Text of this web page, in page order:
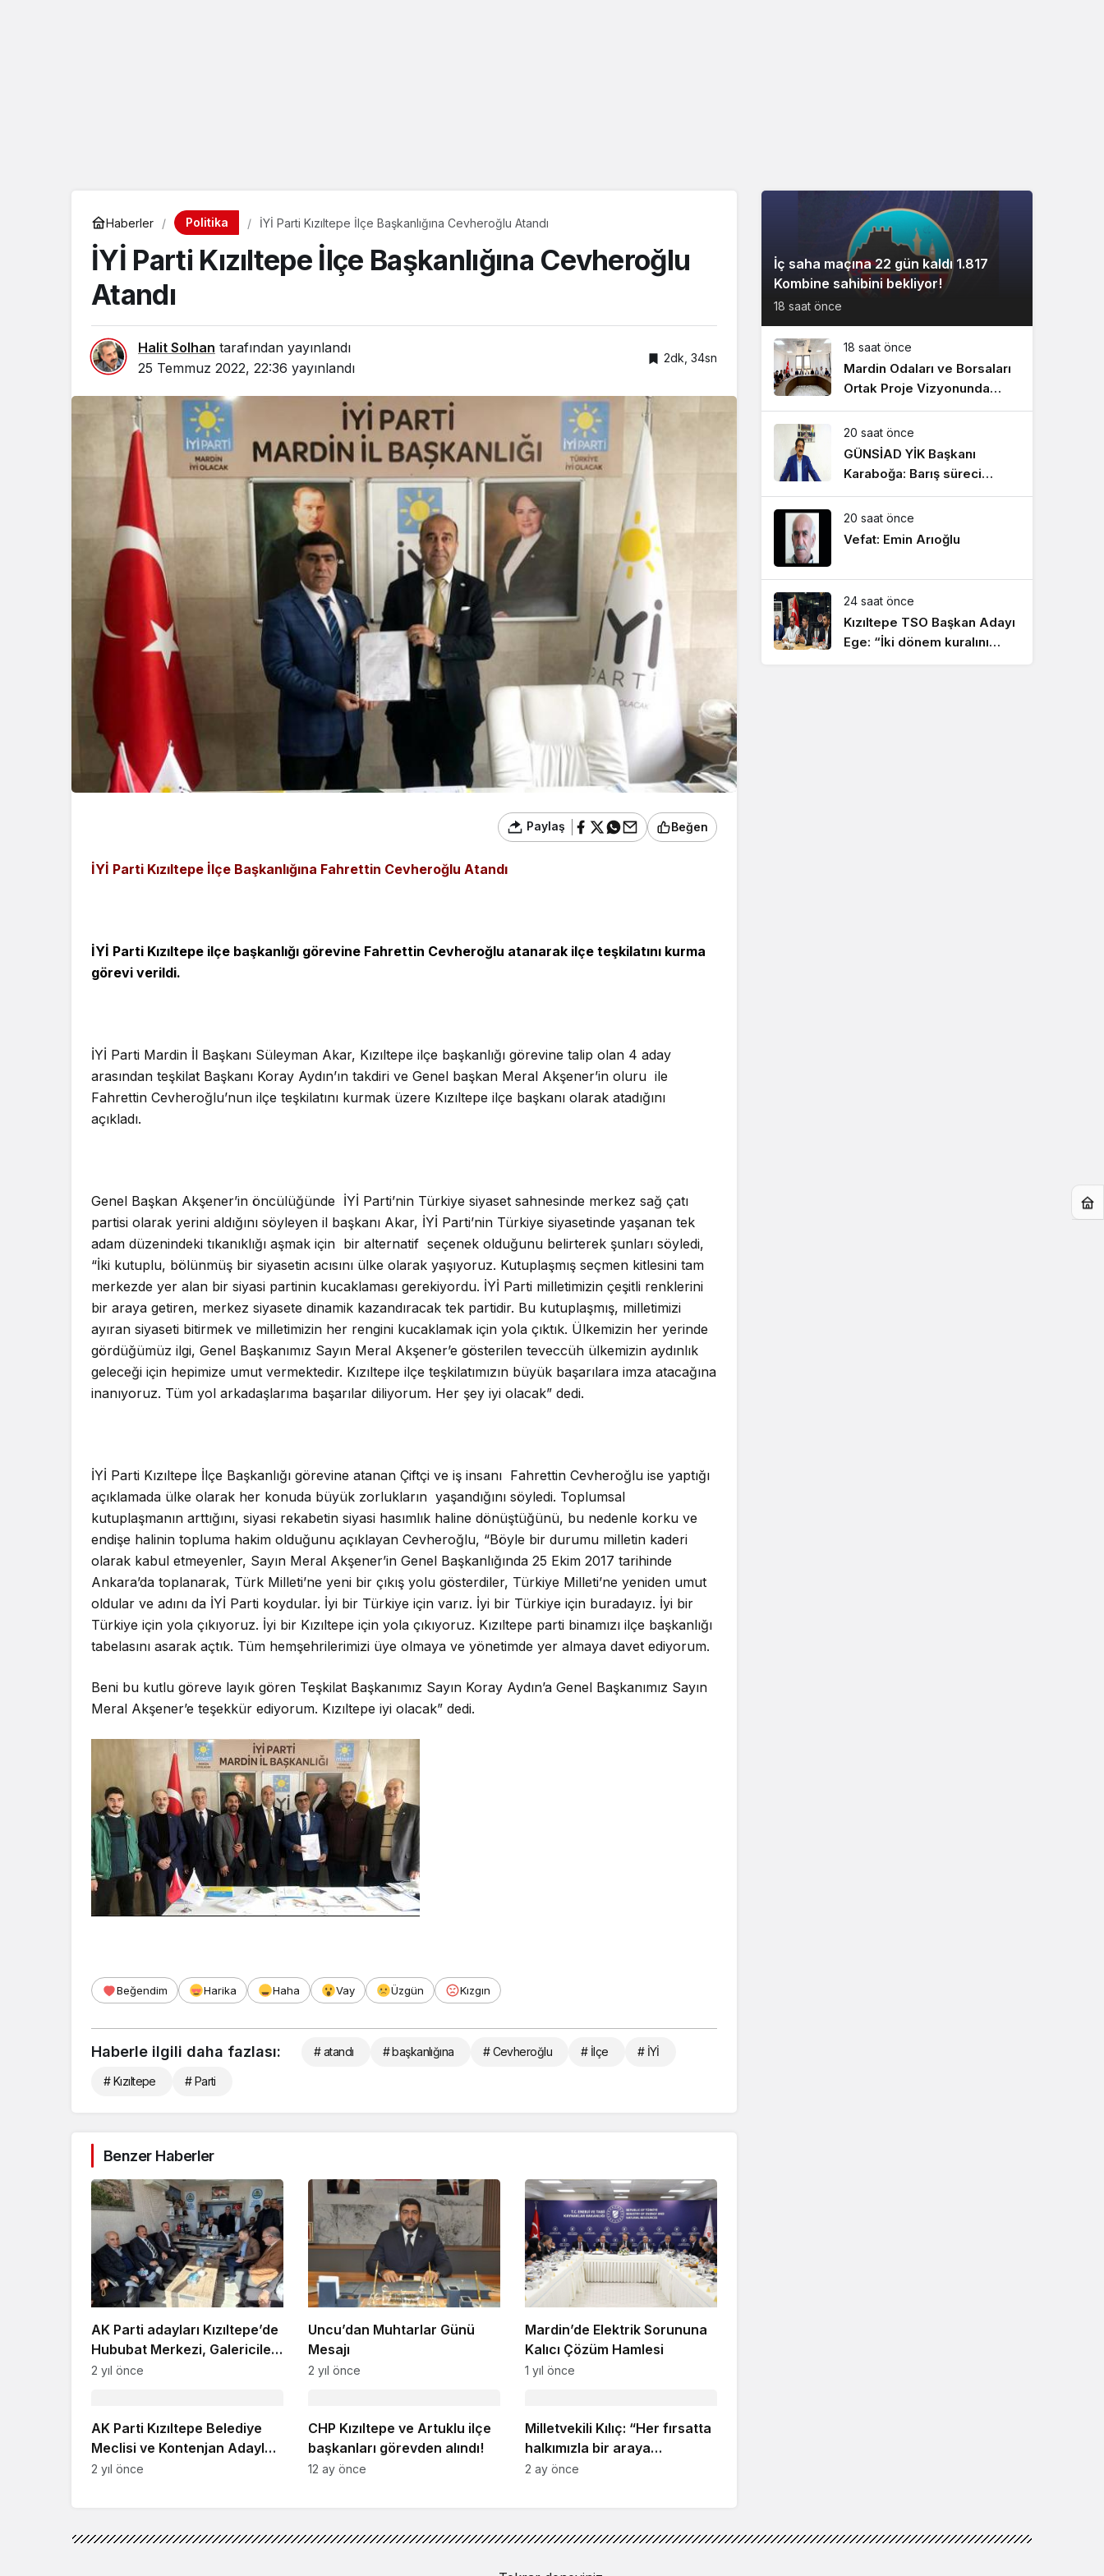
Haberler Politika İYİ Parti Kızıltepe İlçe Başkanlığına Cevheroğlu Atandı
İYİ Parti Kızıltepe İlçe Başkanlığına Cevheroğlu
Atandı
Halit Solhan tarafından yayınlandı
25 Temmuz 2022, 22:36 yayınlandı
2dk, 34sn
Paylaş Beğen
İYİ Parti Kızıltepe İlçe Başkanlığına Fahrettin Cevheroğlu Atandı
İYİ Parti Kızıltepe ilçe başkanlığı görevine Fahrettin Cevheroğlu atanarak ilçe teşkilatını kurma
görevi verildi.
İYİ Parti Mardin İl Başkanı Süleyman Akar, Kızıltepe ilçe başkanlığı görevine talip olan 4 aday
arasından teşkilat Başkanı Koray Aydın’ın takdiri ve Genel başkan Meral Akşener’in oluru ile
Fahrettin Cevheroğlu’nun ilçe teşkilatını kurmak üzere Kızıltepe ilçe başkanı olarak atadığını
açıkladı.
Genel Başkan Akşener’in öncülüğünde İYİ Parti’nin Türkiye siyaset sahnesinde merkez sağ çatı
partisi olarak yerini aldığını söyleyen il başkanı Akar, İYİ Parti’nin Türkiye siyasetinde yaşanan tek
adam düzenindeki tıkanıklığı aşmak için bir alternatif seçenek olduğunu belirterek şunları söyledi,
“İki kutuplu, bölünmüş bir siyasetin acısını ülke olarak yaşıyoruz. Kutuplaşmış seçmen kitlesini tam
merkezde yer alan bir siyasi partinin kucaklaması gerekiyordu. İYİ Parti milletimizin çeşitli renklerini
bir araya getiren, merkez siyasete dinamik kazandıracak tek partidir. Bu kutuplaşmış, milletimizi
ayıran siyaseti bitirmek ve milletimizin her rengini kucaklamak için yola çıktık. Ülkemizin her yerinde
gördüğümüz ilgi, Genel Başkanımız Sayın Meral Akşener’e gösterilen teveccüh ülkemizin aydınlık
geleceği için hepimize umut vermektedir. Kızıltepe ilçe teşkilatımızın büyük başarılara imza atacağına
inanıyoruz. Tüm yol arkadaşlarıma başarılar diliyorum. Her şey iyi olacak” dedi.
İYİ Parti Kızıltepe İlçe Başkanlığı görevine atanan Çiftçi ve iş insanı Fahrettin Cevheroğlu ise yaptığı
açıklamada ülke olarak her konuda büyük zorlukların yaşandığını söyledi. Toplumsal
kutuplaşmanın arttığını, siyasi rekabetin siyasi hasımlık haline dönüştüğünü, bu nedenle korku ve
endişe halinin topluma hakim olduğunu açıklayan Cevheroğlu, “Böyle bir durumu milletin kaderi
olarak kabul etmeyenler, Sayın Meral Akşener’in Genel Başkanlığında 25 Ekim 2017 tarihinde
Ankara’da toplanarak, Türk Milleti’ne yeni bir çıkış yolu gösterdiler, Türkiye Milleti’ne yeniden umut
oldular ve adını da İYİ Parti koydular. İyi bir Türkiye için varız. İyi bir Türkiye için buradayız. İyi bir
Türkiye için yola çıkıyoruz. İyi bir Kızıltepe için yola çıkıyoruz. Kızıltepe parti binamızı ilçe başkanlığı
tabelasını asarak açtık. Tüm hemşehrilerimizi üye olmaya ve yönetimde yer almaya davet ediyorum.
Beni bu kutlu göreve layık gören Teşkilat Başkanımız Sayın Koray Aydın’a Genel Başkanımız Sayın
Meral Akşener’e teşekkür ediyorum. Kızıltepe iyi olacak” dedi.
Beğendim Harika Haha Vay Üzgün Kızgın
Haberle ilgili daha fazlası: # atandı # başkanlığına # Cevheroğlu # İlçe # İYİ
# Kızıltepe # Parti
Benzer Haberler
AK Parti adayları Kızıltepe’de
Hububat Merkezi, Galericiler
Sitesi ile Sanayi Sitesi
2 yıl önce
Uncu’dan Muhtarlar Günü
Mesajı
2 yıl önce
Mardin’de Elektrik Sorununa
Kalıcı Çözüm Hamlesi
1 yıl önce
AK Parti Kızıltepe Belediye
Meclisi ve Kontenjan Adayları
Belli Oldu!
2 yıl önce
CHP Kızıltepe ve Artuklu ilçe
başkanları görevden alındı!
12 ay önce
Milletvekili Kılıç: “Her fırsatta
halkımızla bir araya
geliyoruz”
2 ay önce
İç saha maçına 22 gün kaldı 1.817
Kombine sahibini bekliyor!
18 saat önce
18 saat önce
Mardin Odaları ve Borsaları
Ortak Proje Vizyonunda
Buluştu
20 saat önce
GÜNSİAD YİK Başkanı
Karaboğa: Barış süreci
ekonomik kazanımların
artmasını sağlayacak!
20 saat önce
Vefat: Emin Arıoğlu
24 saat önce
Kızıltepe TSO Başkan Adayı
Ege: “İki dönem kuralını